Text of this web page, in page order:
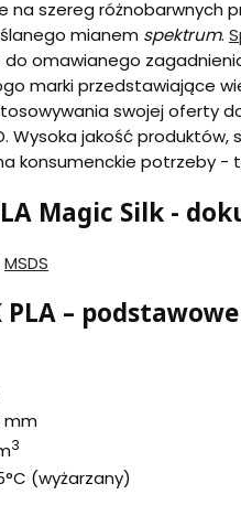
na szereg różnobarwnych
mianem spektrum.
omawianego
marki przedstawiające
swojej oferty
Wysoka jakość
konsumenckie potrzeby -
Magic Silk -
MSDS
PLA –
mm
3
(wyżarzany)